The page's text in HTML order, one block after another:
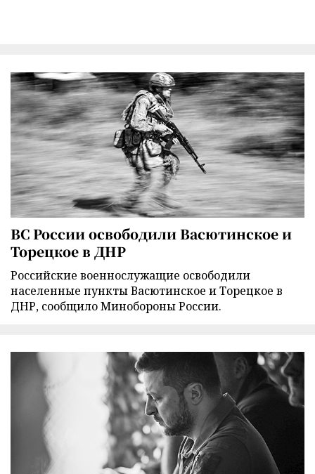
ВС России освободили Васютинское и
Торецкое в ДНР
Российские военнослужащие освободили
населенные пункты Васютинское и Торецкое в
ДНР, сообщило Минобороны России.